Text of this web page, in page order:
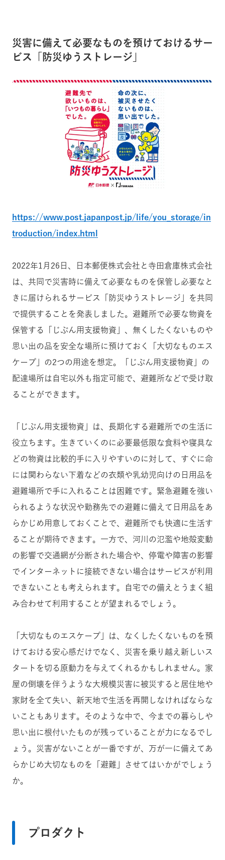
災害に備えて必要なものを預けておけるサー
ビス「防災ゆうストレージ」
https://www.post.japanpost.jp/life/you_storage/in
troduction/index.html
2022年1月26日、日本郵便株式会社と寺田倉庫株式会社
は、共同で災害時に備えて必要なものを保管し必要なと
きに届けられるサービス「防災ゆうストレージ」を共同
で提供することを発表しました。避難所で必要な物資を
保管する「じぶん用支援物資」、無くしたくないものや
思い出の品を安全な場所に預けておく「大切なものエス
ケープ」の2つの用途を想定。「じぶん用支援物資」の
配達場所は自宅以外も指定可能で、避難所などで受け取
ることができます。
「じぶん用支援物資」は、長期化する避難所での生活に
役立ちます。生きていくのに必要最低限な食料や寝具な
どの物資は比較的手に入りやすいのに対して、すぐに命
には関わらない下着などの衣類や乳幼児向けの日用品を
避難場所で手に入れることは困難です。緊急避難を強い
られるような状況や勤務先での避難に備えて日用品をあ
らかじめ用意しておくことで、避難所でも快適に生活す
ることが期待できます。一方で、河川の氾濫や地殻変動
の影響で交通網が分断された場合や、停電や障害の影響
でインターネットに接続できない場合はサービスが利用
できないことも考えられます。自宅での備えとうまく組
み合わせて利用することが望まれるでしょう。
「大切なものエスケープ」は、なくしたくないものを預
けておける安心感だけでなく、災害を乗り越え新しいス
タートを切る原動力を与えてくれるかもしれません。家
屋の倒壊を伴うような大規模災害に被災すると居住地や
家財を全て失い、新天地で生活を再開しなければならな
いこともあります。そのような中で、今までの暮らしや
思い出に根付いたものが残っていることが力になるでし
ょう。災害がないことが一番ですが、万が一に備えてあ
らかじめ大切なものを「避難」させてはいかがでしょう
か。
プロダクト